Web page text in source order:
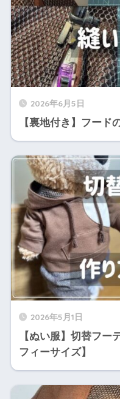
2026年6月5日
【裏地付き】フード
2026年5月1日
【ぬい服】切替フー
フィーサイズ】